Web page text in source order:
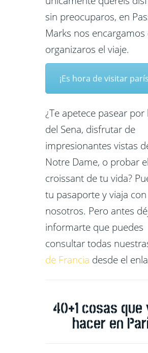
sin preocuparos, en
Marks nos encargamos
organizaros el viaje.
¡Es hora de visitar
¿Te apetece pasear por
del Sena, disfrutar de
impresionantes vistas
Notre Dame, o probar
croissant de tu vida?
tu pasaporte y viaja con
nosotros. Pero antes
informarte que puedes
consultar todas
de Francia desde el
40+1 cosas que
hacer en